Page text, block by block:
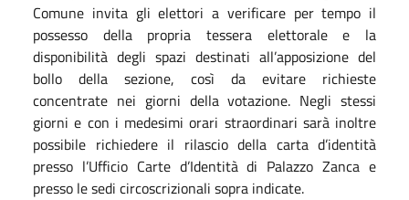
Comune invita gli elettori a verificare per tempo il
possesso della propria tessera elettorale e la
disponibilità degli spazi destinati all’apposizione del
bollo della sezione, così da evitare richieste
concentrate nei giorni della votazione. Negli stessi
giorni e con i medesimi orari straordinari sarà inoltre
possibile richiedere il rilascio della carta d’identità
presso l’Ufficio Carte d’Identità di Palazzo Zanca e
presso le sedi circoscrizionali sopra indicate.